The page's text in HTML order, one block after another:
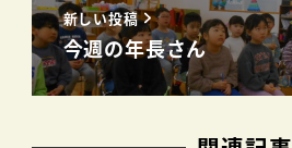
新しい投稿
今週の年長さん